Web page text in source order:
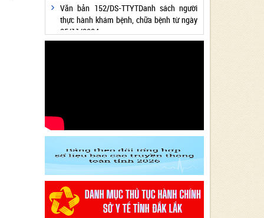
Văn bản 152/DS-TTYTDanh sách người
thực hành khám bệnh, chữa bệnh từ ngày
25/11/2024
2024 - Lĩnh vực Y tế
Văn bản 24/KH-SYT về việc thực hiện
Chương trình hành động thực hiện Nghị
quyết số 01/NQ-CP ngày 05/01/2024 của
Chính phủ về nhiệm vụ, giải pháp chủ yếu
thực hiện Kế hoạch phát triển kinh tế - xã
hội và Dự toán ngân sách nhà nước năm
2024 - Lĩnh vực Y tế